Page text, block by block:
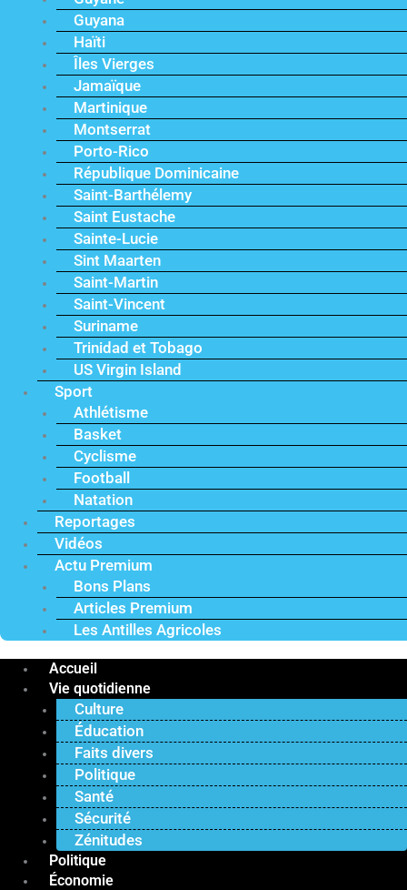
Guyana
Haïti
Îles Vierges
Jamaïque
Martinique
Montserrat
Porto-Rico
République Dominicaine
Saint-Barthélemy
Saint Eustache
Sainte-Lucie
Sint Maarten
Saint-Martin
Saint-Vincent
Suriname
Trinidad et Tobago
US Virgin Island
Sport
Athlétisme
Basket
Cyclisme
Football
Natation
Reportages
Vidéos
Actu Premium
Bons Plans
Articles Premium
Les Antilles Agricoles
Accueil
Vie quotidienne
Culture
Éducation
Faits divers
Politique
Santé
Sécurité
Zénitudes
Politique
Économie